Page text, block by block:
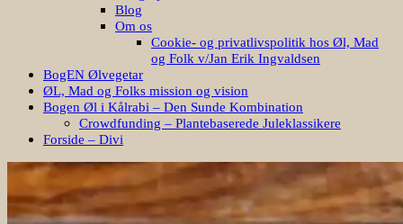
BogEN Ølvegetar
ØL, Mad og Folks mission og vision
Bogen Øl i Kålrabi – Den Sunde Kombination
Crowdfunding – Plantebaserede Juleklassikere
Forside – Divi